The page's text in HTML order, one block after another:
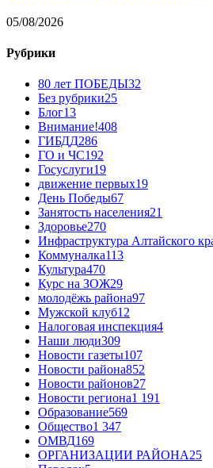
05/08/2026
Рубрики
80 лет ПОБЕДЫ32
Без рубрики25
Блог13
Внимание!408
ГИБДД286
ГО и ЧС192
Госуслуги19
движение первых19
День Победы67
Занятость населения21
Здоровье270
Инфраструктура Алтайского
Коммуналка113
Культура470
Курс на ЗОЖ29
молодёжь района97
Мужской клуб12
Налоговая инспекция4
Наши люди309
Новости газеты107
Новости района852
Новости районов27
Новости региона1 191
Образование569
Общество1 347
ОМВД169
ОРГАНИЗАЦИИ РАЙОНА25